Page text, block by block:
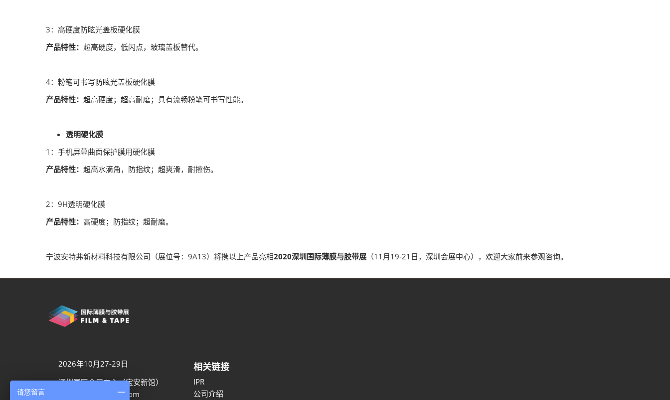
3：高硬度防眩光盖板硬化膜
产品特性： 超高硬度，低闪点，玻璃盖板替代。
4：粉笔可书写防眩光盖板硬化膜
产品特性： 超高硬度；超高耐磨；具有流畅粉笔可书写性能。
透明硬化膜
1：手机屏幕曲面保护膜用硬化膜
产品特性： 超高水滴角，防指纹；超爽滑，耐擦伤。
2：9H透明硬化膜
产品特性： 高硬度；防指纹；超耐磨。
宁波安特弗新材料科技有限公司（展位号：9A13）将携以上产品亮相2020深圳国际薄膜与胶带展 （11月19-21日，深圳会展中心），欢迎大家前来参观咨询。
2026年10月27-29日
深圳国际会展中心（宝安新馆）
aaron.ye@rxglobal.com
相关链接
IPR
公司介绍
请您留言